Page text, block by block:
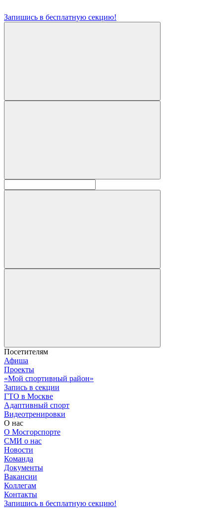
Запишись в бесплатную секцию!
Посетителям
Афиша
Проекты
«Мой спортивный район»
Запись в секции
ГТО в Москве
Адаптивный спорт
Видеотренировки
О нас
О Мосгорспорте
СМИ о нас
Новости
Команда
Документы
Вакансии
Коллегам
Контакты
Запишись в бесплатную секцию!